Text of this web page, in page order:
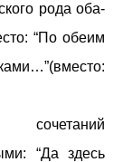
рода оба-
“По обеим
сочетаний
“Да здесь